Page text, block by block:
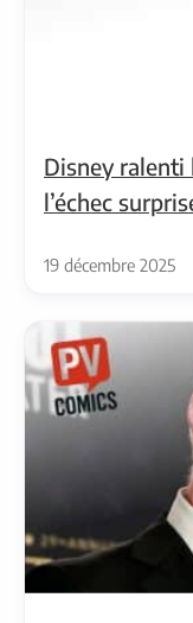
Disney ralenti
l’échec
19 décembre 2025